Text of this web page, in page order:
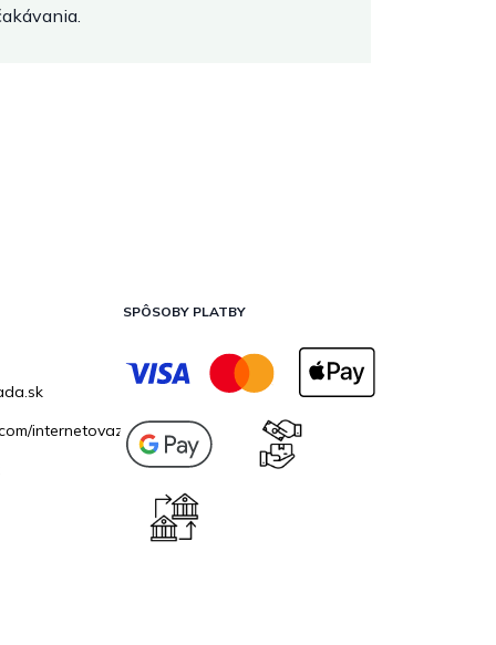
internetovazahrada.sk/
SPÔSOBY PLATBY